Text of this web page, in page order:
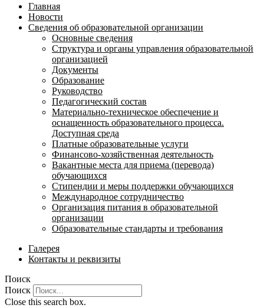
Главная
Новости
Сведения об образовательной организации
Основные сведения
Структура и органы управления образовательной
организацией
Документы
Образование
Руководство
Педагогический состав
Материально-техническое обеспечение и
оснащенность образовательного процесса.
Доступная среда
Платные образовательные услуги
Финансово-хозяйственная деятельность
Вакантные места для приема (перевода)
обучающихся
Стипендии и меры поддержки обучающихся
Международное сотрудничество
Организация питания в образовательной
организации
Образовательные стандарты и требования
Галерея
Контакты и реквизиты
Поиск
Поиск
Close this search box.